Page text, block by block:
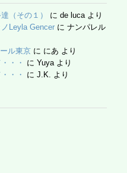
（その１） に de lucaより
Leyla Gencer に ナンパレル
ル東京 に にあ より
・・
に Yuyaより
・・
に J.K. より